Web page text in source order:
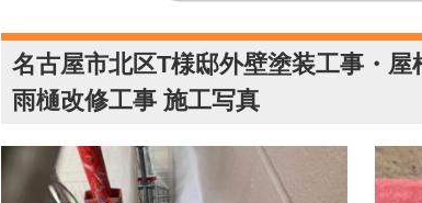
名古屋市北区T様邸外壁塗装工事・
雨樋改修工事 施工写真